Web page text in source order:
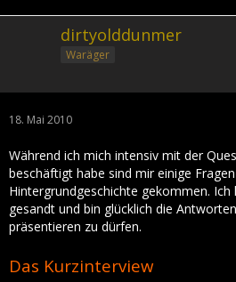
dirtyolddunmer
Waräger
18. Mai 2010
Während ich mich intensiv mit der
beschäftigt habe sind mir einige
Hintergrundgeschichte gekommen.
gesandt und bin glücklich die
präsentieren zu dürfen.
Das Kurzinterview